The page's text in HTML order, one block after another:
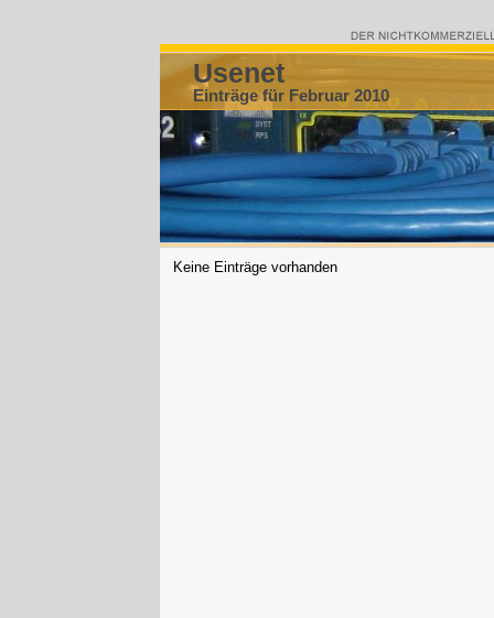
Usenet
Einträge für Februar 2010
Keine Einträge vorhanden